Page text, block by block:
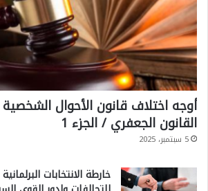
أوجه اختلاف قانون الأحوال
القانون الجعفري / الجزء 1
5 سبتمبر، 2025